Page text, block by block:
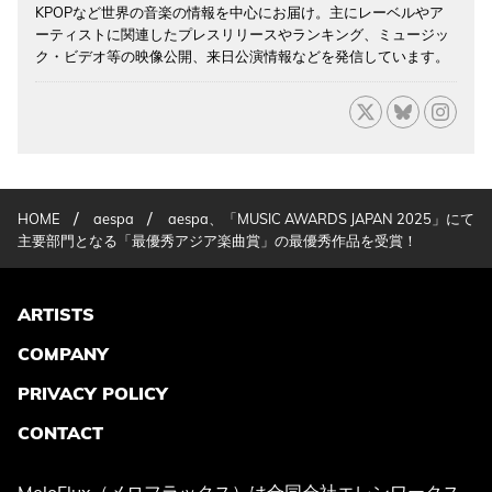
KPOPなど世界の音楽の情報を中心にお届け。主にレーベルやア
ーティストに関連したプレスリリースやランキング、ミュージッ
ク・ビデオ等の映像公開、来日公演情報などを発信しています。
HOME / aespa /
aespa、「MUSIC AWARDS JAPAN 2025」にて
主要部門となる「最優秀アジア楽曲賞」の最優秀作品を受賞！
ARTISTS
COMPANY
PRIVACY POLICY
CONTACT